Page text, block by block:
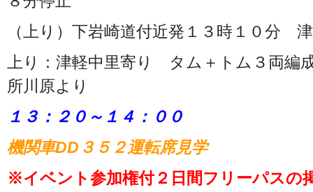
（上り）下岩崎道付近発１３時１０分
上り：津軽中里寄り タム＋トム３両編
所川原より
１３：２０～１４：００
機関車DD３５２運転席見学
※イベント参加権付２日間フリーパスの